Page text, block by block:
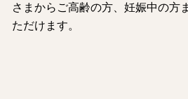
さまからご高齢の方、妊娠中の方
ただけます。